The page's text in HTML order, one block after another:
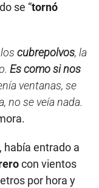
se “tornó
cubrepolvos, la
Es como si nos
ventanas, se
no se veía nada.
había entrado a
con vientos
por hora y